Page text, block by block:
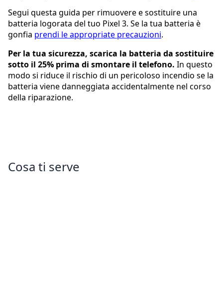
Segui questa guida per rimuovere e sostituire una
batteria logorata del tuo Pixel 3. Se la tua batteria è
gonfia prendi le appropriate precauzioni.
Per la tua sicurezza, scarica la batteria da sostituire
sotto il 25% prima di smontare il telefono. In questo
modo si riduce il rischio di un pericoloso incendio se la
batteria viene danneggiata accidentalmente nel corso
della riparazione.
Cosa ti serve